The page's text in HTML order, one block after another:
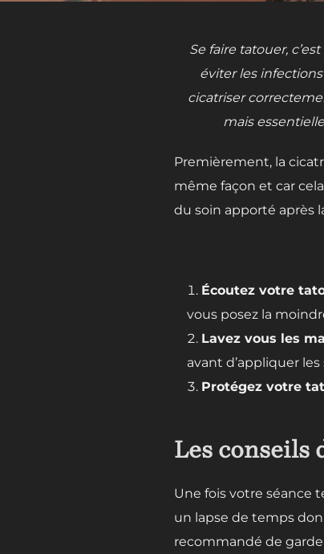
Se faire tatouer,
éviter les
cicatriser
mais
Premièrement, la
même façon et car
du soin apporté après
Écoutez votre
vous posez la
Lavez vous les
avant d’appliquer
Protégez votre
Les conseils
Une fois votre séance
un lapse de temps
recommandé de